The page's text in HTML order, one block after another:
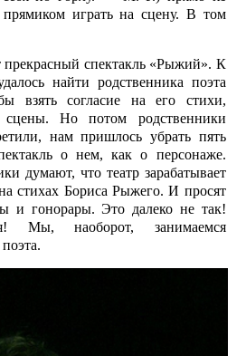
прямиком играть на сцену. В том
спектакль «Рыжий». К
найти родственника поэта
взять согласие на его стихи,
сцены. Но потом родственники
нам пришлось убрать пять
о нем, как о персонаже.
думают, что театр зарабатывает
стихах Бориса Рыжего. И просят
и гонорары. Это далеко не так!
Мы, наоборот, занимаемся